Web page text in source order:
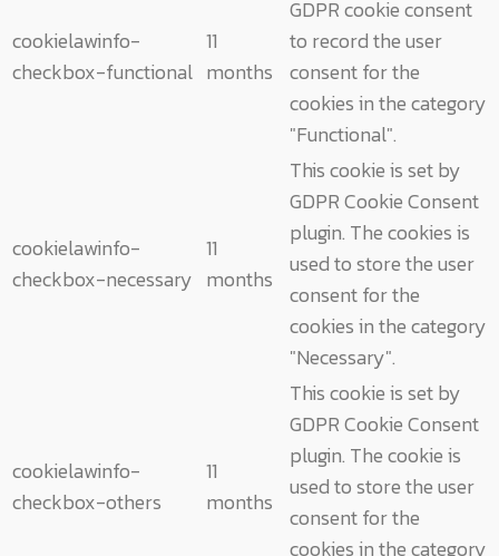
cookielawinfo-
checkbox-functional
11
months
GDPR cookie consent
to record the user
consent for the
cookies in the category
"Functional".
cookielawinfo-
checkbox-necessary
11
months
This cookie is set by
GDPR Cookie Consent
plugin. The cookies is
used to store the user
consent for the
cookies in the category
"Necessary".
cookielawinfo-
checkbox-others
11
months
This cookie is set by
GDPR Cookie Consent
plugin. The cookie is
used to store the user
consent for the
cookies in the category